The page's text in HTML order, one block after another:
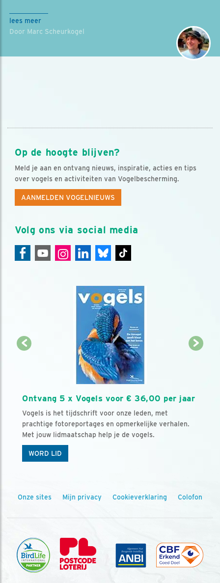
lees meer
Door Marc Scheurkogel
Op de hoogte blijven?
Meld je aan en ontvang nieuws, inspiratie, acties en tips
over vogels en activiteiten van Vogelbescherming.
AANMELDEN VOGELNIEUWS
Volg ons via social media
Ontvang 5 x Vogels voor € 36,00 per jaar
Vogels is het tijdschrift voor onze leden, met
prachtige fotoreportages en opmerkelijke verhalen.
Met jouw lidmaatschap help je de vogels.
WORD LID
Onze sites Mijn privacy Cookieverklaring Colofon